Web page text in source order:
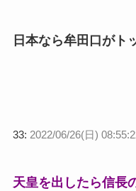
日本なら牟田口がト
33: 2022/06/26(日)
天皇を出したら信長